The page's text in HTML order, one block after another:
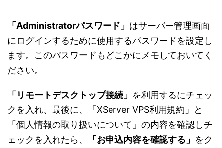
「Administratorパスワード」 はサーバー管理画面
にログインするために使用するパスワードを設定し
ます。このパスワードもどこかにメモしておいてく
ださい。
「リモートデスクトップ接続」 を利用するにチェッ
クを入れ、最後に、「XServer VPS利用規約」と
「個人情報の取り扱いについて」の内容を確認しチ
ェックを入れたら、
「お申込内容を確認する」 をク